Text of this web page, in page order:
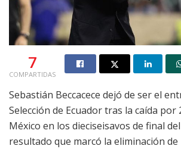
7
COMPARTIDAS
Sebastián Beccacece dejó de ser el
Selección de Ecuador tras la caída por
México en los dieciseisavos de final
resultado que marcó la eliminación